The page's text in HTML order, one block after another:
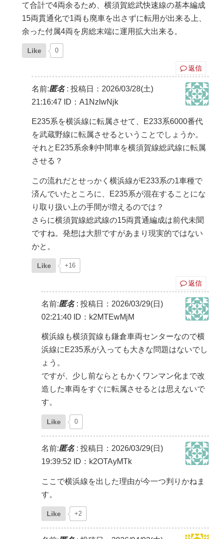
て合計で4両余るため、横須賀総武快速線の基本編成
15両貫通化で1両も廃車を出さずに転用が出来る上、
余った付属4両を房総末端に運用拡大出来る。
Like 0
返信
名前:匿名: 投稿日：2026/03/28(土)
21:16:47
ID：A1NzIwNjk
E235系を横浜線に転属させて、E233系6000番代
を武蔵野線に転属させるということでしょうか。
それとE235系余剰中間車を横須賀線総武線に転属
させる？
この流れだとせっかく横浜線がE233系の1車種で
済んでいたところに、E235系が混在することにな
り取り扱い上の手間が増えるのでは？
さらに横須賀線総武線の15両貫通編成は前代未聞
ですね。発想は大胆ですがあまり現実的ではない
かと。
Like +16
返信
名前:匿名: 投稿日：2026/03/29(日)
02:21:40 ID：k2MTEwMjM
横浜線も横須賀線も鎌倉車両センターなので横
浜線にE235系が入っても大きな問題はないでし
ょう。
ですが、少し前ならともかくワンマン化まで改
造した車両をすぐに転属させるとは思えないで
す。
Like 0
名前:匿名: 投稿日：2026/03/29(日)
19:39:52
ID：k2OTAyMTk
ここで横浜線を出した理由が今一つ判りかねま
す。
Like +2